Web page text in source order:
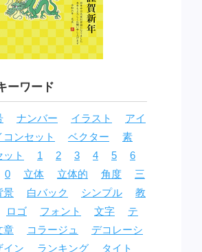
ーワード
ナンバー イラスト
アイ
コンセット ベクター
素
ット 1 2 3 4 5
6
0 立体 立体的 角度
三
景 白バック シンプル
教
ロゴ フォント 文字
テ
章 コラージュ
デコレーシ
イン ランキング
タイト